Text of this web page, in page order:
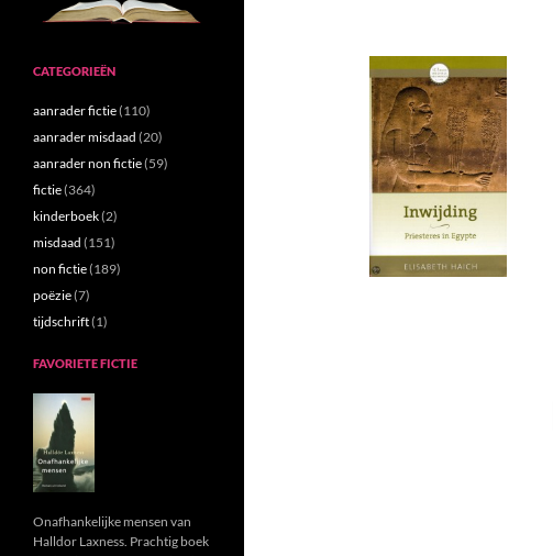
CATEGORIEËN
aanrader fictie(110)
aanrader misdaad (20)
aanrader non fictie(59)
fictie(364)
kinderboek(2)
misdaad (151)
non fictie(189)
poëzie(7)
tijdschrift(1)
FAVORIETE FICTIE
Onafhankelijke mensen van
Halldor Laxness. Prachtig boek